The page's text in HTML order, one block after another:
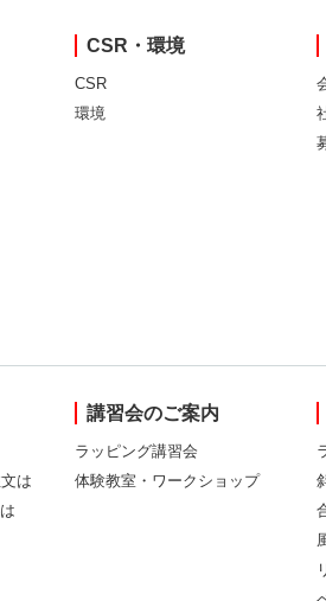
CSR・環境
CSR
環境
は
講習会のご案内
ラッピング講習会
体験教室・ワークショップ